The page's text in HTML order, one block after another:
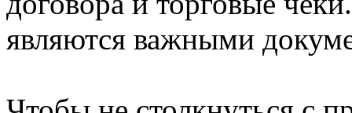
являются важными